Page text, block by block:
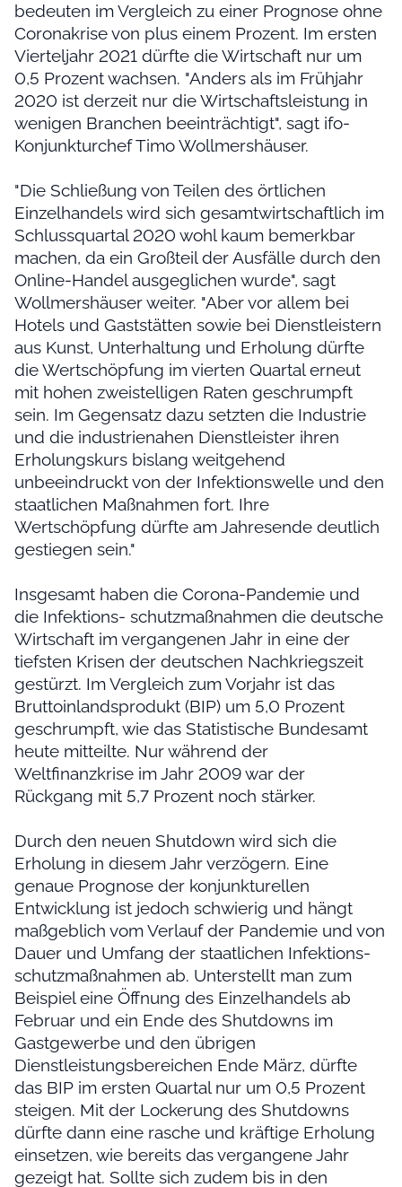
bedeuten im Vergleich zu einer Prognose ohne
Coronakrise von plus einem Prozent. Im ersten
Vierteljahr 2021 dürfte die Wirtschaft nur um
0,5 Prozent wachsen. "Anders als im Frühjahr
2020 ist derzeit nur die Wirtschaftsleistung in
wenigen Branchen beeinträchtigt", sagt ifo-
Konjunkturchef Timo Wollmershäuser.
"Die Schließung von Teilen des örtlichen
Einzelhandels wird sich gesamtwirtschaftlich im
Schlussquartal 2020 wohl kaum bemerkbar
machen, da ein Großteil der Ausfälle durch den
Online-Handel ausgeglichen wurde", sagt
Wollmershäuser weiter. "Aber vor allem bei
Hotels und Gaststätten sowie bei Dienstleistern
aus Kunst, Unterhaltung und Erholung dürfte
die Wertschöpfung im vierten Quartal erneut
mit hohen zweistelligen Raten geschrumpft
sein. Im Gegensatz dazu setzten die Industrie
und die industrienahen Dienstleister ihren
Erholungskurs bislang weitgehend
unbeeindruckt von der Infektionswelle und den
staatlichen Maßnahmen fort. Ihre
Wertschöpfung dürfte am Jahresende deutlich
gestiegen sein."
Insgesamt haben die Corona-Pandemie und
die Infektions- schutzmaßnahmen die deutsche
Wirtschaft im vergangenen Jahr in eine der
tiefsten Krisen der deutschen Nachkriegszeit
gestürzt. Im Vergleich zum Vorjahr ist das
Bruttoinlandsprodukt (BIP) um 5,0 Prozent
geschrumpft, wie das Statistische Bundesamt
heute mitteilte. Nur während der
Weltfinanzkrise im Jahr 2009 war der
Rückgang mit 5,7 Prozent noch stärker.
Durch den neuen Shutdown wird sich die
Erholung in diesem Jahr verzögern. Eine
genaue Prognose der konjunkturellen
Entwicklung ist jedoch schwierig und hängt
maßgeblich vom Verlauf der Pandemie und von
Dauer und Umfang der staatlichen Infektions-
schutzmaßnahmen ab. Unterstellt man zum
Beispiel eine Öffnung des Einzelhandels ab
Februar und ein Ende des Shutdowns im
Gastgewerbe und den übrigen
Dienstleistungsbereichen Ende März, dürfte
das BIP im ersten Quartal nur um 0,5 Prozent
steigen. Mit der Lockerung des Shutdowns
dürfte dann eine rasche und kräftige Erholung
einsetzen, wie bereits das vergangene Jahr
gezeigt hat. Sollte sich zudem bis in den